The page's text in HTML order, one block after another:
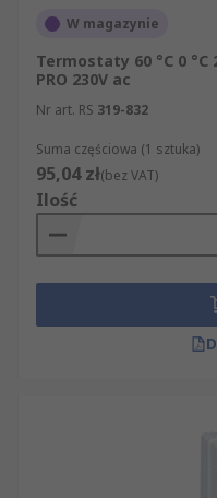
W magazynie
Termostaty 60 °C 0 °C
PRO 230V ac
Nr art. RS 319-832
Suma częściowa (1 sztuka)
95,04 zł(bez VAT)
Ilość